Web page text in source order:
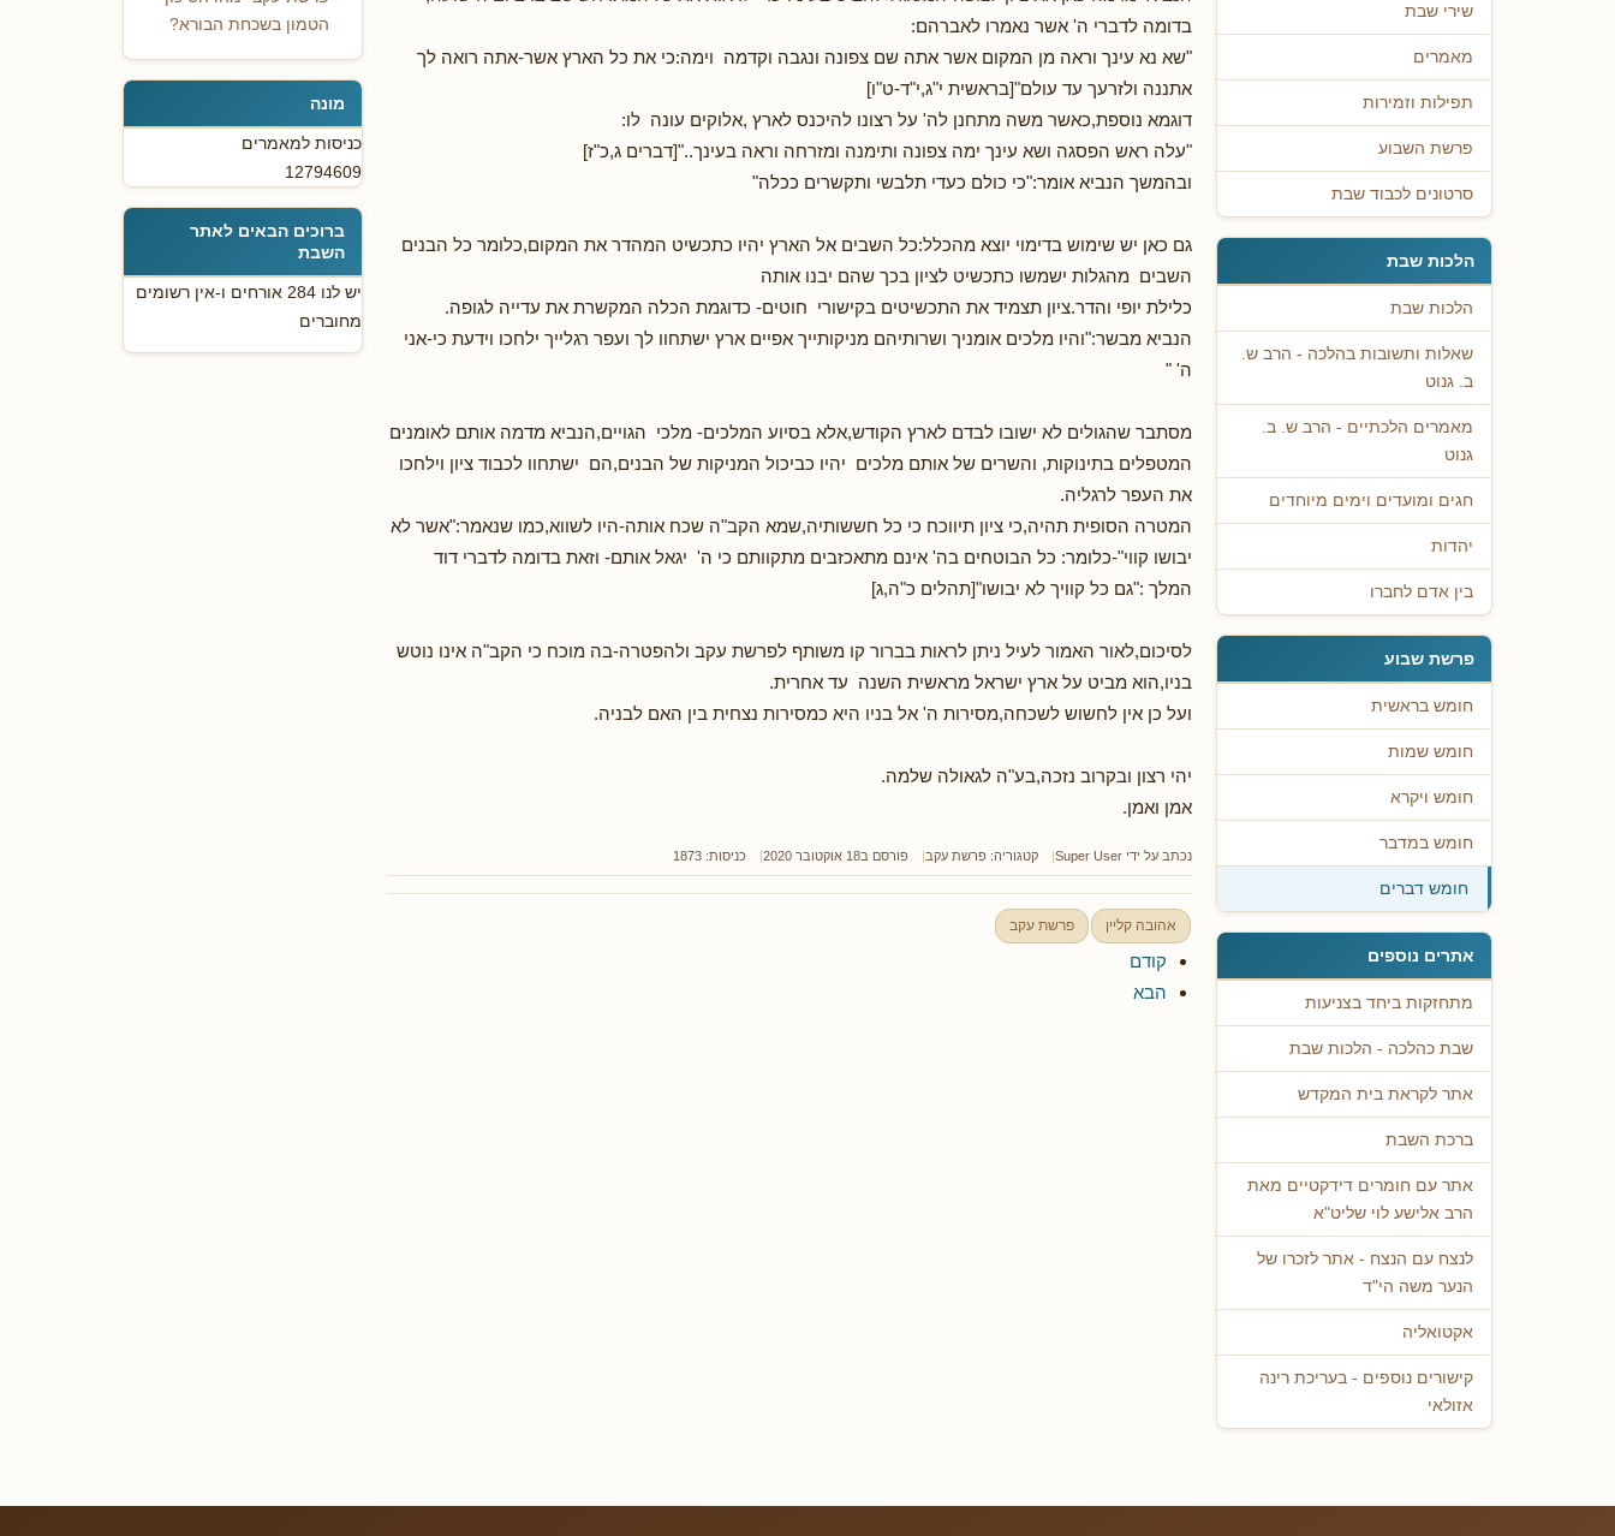
שירי שבת
מאמרים
תפילות וזמירות
פרשת השבוע
סרטונים לכבוד שבת
הלכות שבת
הלכות שבת
שאלות ותשובות בהלכה - הרב ש.
ב. גנוט
מאמרים הלכתיים - הרב ש. ב.
גנוט
חגים ומועדים וימים מיוחדים
יהדות
בין אדם לחברו
פרשת שבוע
חומש בראשית
חומש שמות
חומש ויקרא
חומש במדבר
חומש דברים
אתרים נוספים
מתחזקות ביחד בצניעות
שבת כהלכה - הלכות שבת
אתר לקראת בית המקדש
ברכת השבת
אתר עם חומרים דידקטיים מאת
הרב אלישע לוי שליט"א
לנצח עם הנצח - אתר לזכרו של
הנער משה הי"ד
אקטואליה
קישורים נוספים - בעריכת רינה
אזולאי
בדומה לדברי ה' אשר נאמרו לאברהם:
"שא נא עינך וראה מן המקום אשר אתה שם צפונה ונגבה וקדמה וימה:כי את כל הארץ אשר-אתה רואה לך
אתננה ולזרעך עד עולם"[בראשית י"ג,י"ד-ט"ו]
דוגמא נוספת,כאשר משה מתחנן לה' על רצונו להיכנס לארץ ,אלוקים עונה לו:
"עלה ראש הפסגה ושא עינך ימה צפונה ותימנה ומזרחה וראה בעינך.."[דברים ג,כ"ז]
ובהמשך הנביא אומר:"כי כולם כעדי תלבשי ותקשרים ככלה"
גם כאן יש שימוש בדימוי יוצא מהכלל:כל השבים אל הארץ יהיו כתכשיט המהדר את המקום,כלומר כל הבנים
השבים מהגלות ישמשו כתכשיט לציון בכך שהם יבנו אותה
כלילת יופי והדר.ציון תצמיד את התכשיטים בקישורי חוטים- כדוגמת הכלה המקשרת את עדייה לגופה.
הנביא מבשר:"והיו מלכים אומניך ושרותיהם מניקותייך אפיים ארץ ישתחוו לך ועפר רגלייך ילחכו וידעת כי-אני
ה' "
מסתבר שהגולים לא ישובו לבדם לארץ הקודש,אלא בסיוע המלכים- מלכי הגויים,הנביא מדמה אותם לאומנים
המטפלים בתינוקות, והשרים של אותם מלכים יהיו כביכול המניקות של הבנים,הם ישתחוו לכבוד ציון וילחכו
את העפר לרגליה.
המטרה הסופית תהיה,כי ציון תיווכח כי כל חששותיה,שמא הקב"ה שכח אותה-היו לשווא,כמו שנאמר:"אשר לא
יבושו קווי"-כלומר: כל הבוטחים בה' אינם מתאכזבים מתקוותם כי ה' יגאל אותם- וזאת בדומה לדברי דוד
המלך :"גם כל קוויך לא יבושו"[תהלים כ"ה,ג]
לסיכום,לאור האמור לעיל ניתן לראות בברור קו משותף לפרשת עקב ולהפטרה-בה מוכח כי הקב"ה אינו נוטש
בניו,הוא מביט על ארץ ישראל מראשית השנה עד אחרית.
ועל כן אין לחשוש לשכחה,מסירות ה' אל בניו היא כמסירות נצחית בין האם לבניה.
יהי רצון ובקרוב נזכה,בע"ה לגאולה שלמה.
אמן ואמן.
נכתב על ידי Super User קטגוריה: פרשת עקב פורסם ב18 אוקטובר 2020 כניסות: 1873
אהובה קליין פרשת עקב
קודם
הבא
הטמון בשכחת הבורא?
מונה
כניסות למאמרים
12794609
ברוכים הבאים לאתר
השבת
יש לנו 284 אורחים ו-אין רשומים
מחוברים